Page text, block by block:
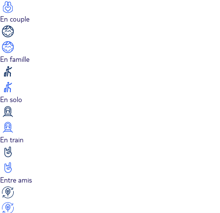
En couple
En famille
En solo
En train
Entre amis